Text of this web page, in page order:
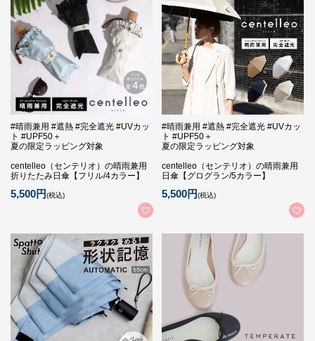
#晴雨兼用 #遮熱 #完全遮光 #UVカッ
ト #UPF50＋
夏の限定ラッピング対象
centelleo（センテリオ）の晴雨兼用
折りたたみ日傘【フリル/4カラー】
5,500円(税込)
#晴雨兼用 #遮熱 #完全遮光 #UVカッ
ト #UPF50＋
夏の限定ラッピング対象
centelleo（センテリオ）の晴雨兼用
日傘【グログラン/5カラー】
5,500円(税込)